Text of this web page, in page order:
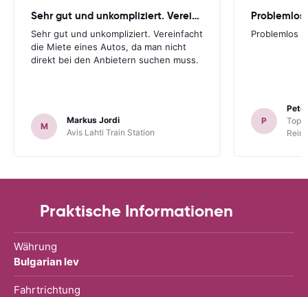
Sehr gut und unkompliziert. Vereinfacht
Sehr gut und unkompliziert. Vereinfacht
die Miete eines Autos, da man nicht
direkt bei den Anbietern suchen muss.
M
Markus Jordi
Avis Lahti Train Station
Problemlos
Problemlos
P
Praktische Informationen
Währung
Bulgarian lev
Fahrtrichtung